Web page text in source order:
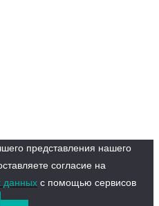
представления нашего
согласие на
данных с помощью сервисов